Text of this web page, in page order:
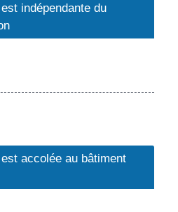
indépendante du
accolée au bâtiment